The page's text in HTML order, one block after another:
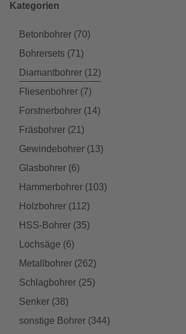
Kategorien
Betonbohrer (70)
Bohrersets (71)
Diamantbohrer (12)
Fliesenbohrer (7)
Forstnerbohrer (14)
Fräsbohrer (21)
Gewindebohrer (13)
Glasbohrer (6)
Hammerbohrer (103)
Holzbohrer (112)
HSS-Bohrer (35)
Lochsäge (6)
Metallbohrer (262)
Schlagbohrer (25)
Senker (38)
sonstige Bohrer (344)